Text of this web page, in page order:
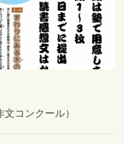
コンクール）